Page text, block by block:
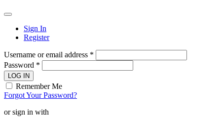
Sign In
Register
Username or email address *
Password *
LOG IN
Remember Me
Forgot Your Password?
or sign in with